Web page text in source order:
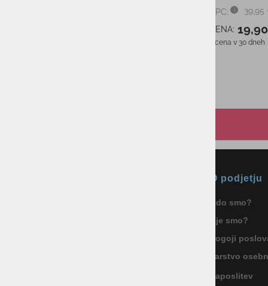
PMPC:
39,95
AS CENA:
Najnižja cena v 30 dneh
O podjetju
Kdo smo?
Kje smo?
Pogoji
Varstvo
Zaposlitev